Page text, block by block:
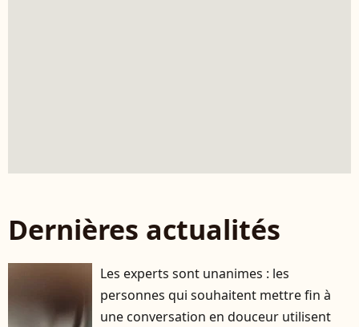
Dernières actualités
Les experts sont unanimes : les
personnes qui souhaitent mettre fin à
une conversation en douceur utilisent